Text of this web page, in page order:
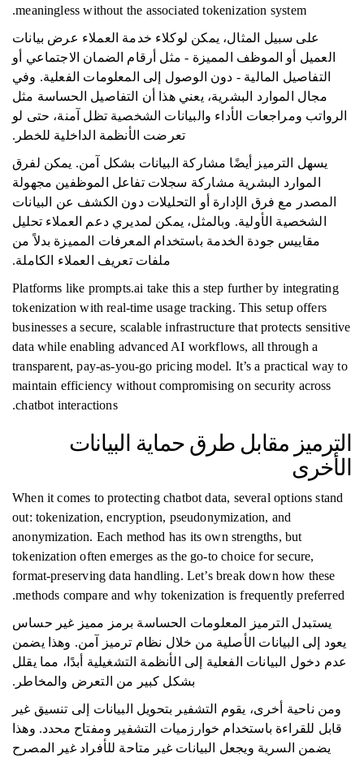
meaningless without the associated tokenization system.
على سبيل المثال، يمكن لوكلاء خدمة العملاء عرض بيانات
العميل أو الموظف المميزة - مثل أرقام الضمان الاجتماعي أو
التفاصيل المالية - دون الوصول إلى المعلومات الفعلية. وفي
مجال الموارد البشرية، يعني هذا أن التفاصيل الحساسة مثل
الرواتب ومراجعات الأداء والبيانات الشخصية تظل آمنة، حتى لو
تعرضت الأنظمة الداخلية للخطر.
يسهل الترميز أيضًا مشاركة البيانات بشكل آمن. يمكن لفرق
الموارد البشرية مشاركة سجلات تفاعل الموظفين مجهولة
المصدر مع فرق الإدارة أو التحليلات دون الكشف عن البيانات
الشخصية الأولية. وبالمثل، يمكن لمديري دعم العملاء تحليل
مقاييس جودة الخدمة باستخدام المعرفات المميزة بدلاً من
ملفات تعريف العملاء الكاملة.
Platforms like prompts.ai take this a step further by integrating
tokenization with real-time usage tracking. This setup offers
businesses a secure, scalable infrastructure that protects sensitive
data while enabling advanced AI workflows, all through a
transparent, pay-as-you-go pricing model. It’s a practical way to
maintain efficiency without compromising on security across
chatbot interactions.
الترميز مقابل طرق حماية البيانات
الأخرى
When it comes to protecting chatbot data, several options stand
out: tokenization, encryption, pseudonymization, and
anonymization. Each method has its own strengths, but
tokenization often emerges as the go-to choice for secure,
format-preserving data handling. Let’s break down how these
methods compare and why tokenization is frequently preferred.
يستبدل الترميز المعلومات الحساسة برمز مميز غير حساس
يعود إلى البيانات الأصلية من خلال نظام ترميز آمن. وهذا يضمن
عدم دخول البيانات الفعلية إلى الأنظمة التشغيلية أبدًا، مما يقلل
بشكل كبير من التعرض والمخاطر.
ومن ناحية أخرى، يقوم التشفير بتحويل البيانات إلى تنسيق غير
قابل للقراءة باستخدام خوارزميات التشفير ومفتاح محدد. وهذا
يضمن السرية ويجعل البيانات غير متاحة للأفراد غير المصرح